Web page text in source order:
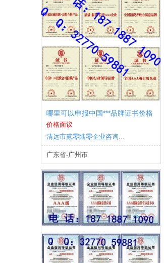
哪里可以申报中国***品牌证书价格
价格面议
清远市贰零陆零企业咨询有限公司
广东省-广州市